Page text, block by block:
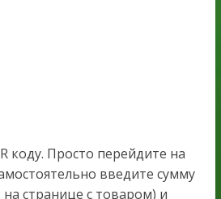
коду. Просто перейдите на
введите сумму
на странице с товаром) и